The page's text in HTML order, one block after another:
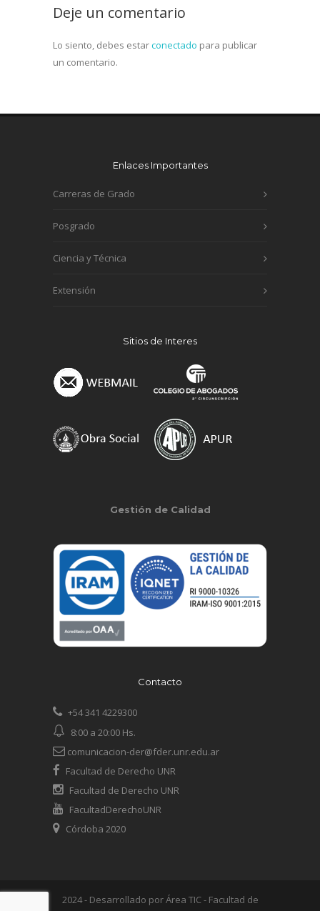
Deje un comentario
Lo siento, debes estarconectado para publicar
un comentario.
Enlaces Importantes
Carreras de Grado
Posgrado
Ciencia y Técnica
Extensión
Sitios de Interes
Gestión de Calidad
Contacto
+54 341 4229300
8:00 a 20:00 Hs.
comunicacion-der@fder.unr.edu.ar
Facultad de Derecho UNR
Facultad de Derecho UNR
FacultadDerechoUNR
Córdoba 2020
2024 - Desarrollado por Área TIC - Facultad de